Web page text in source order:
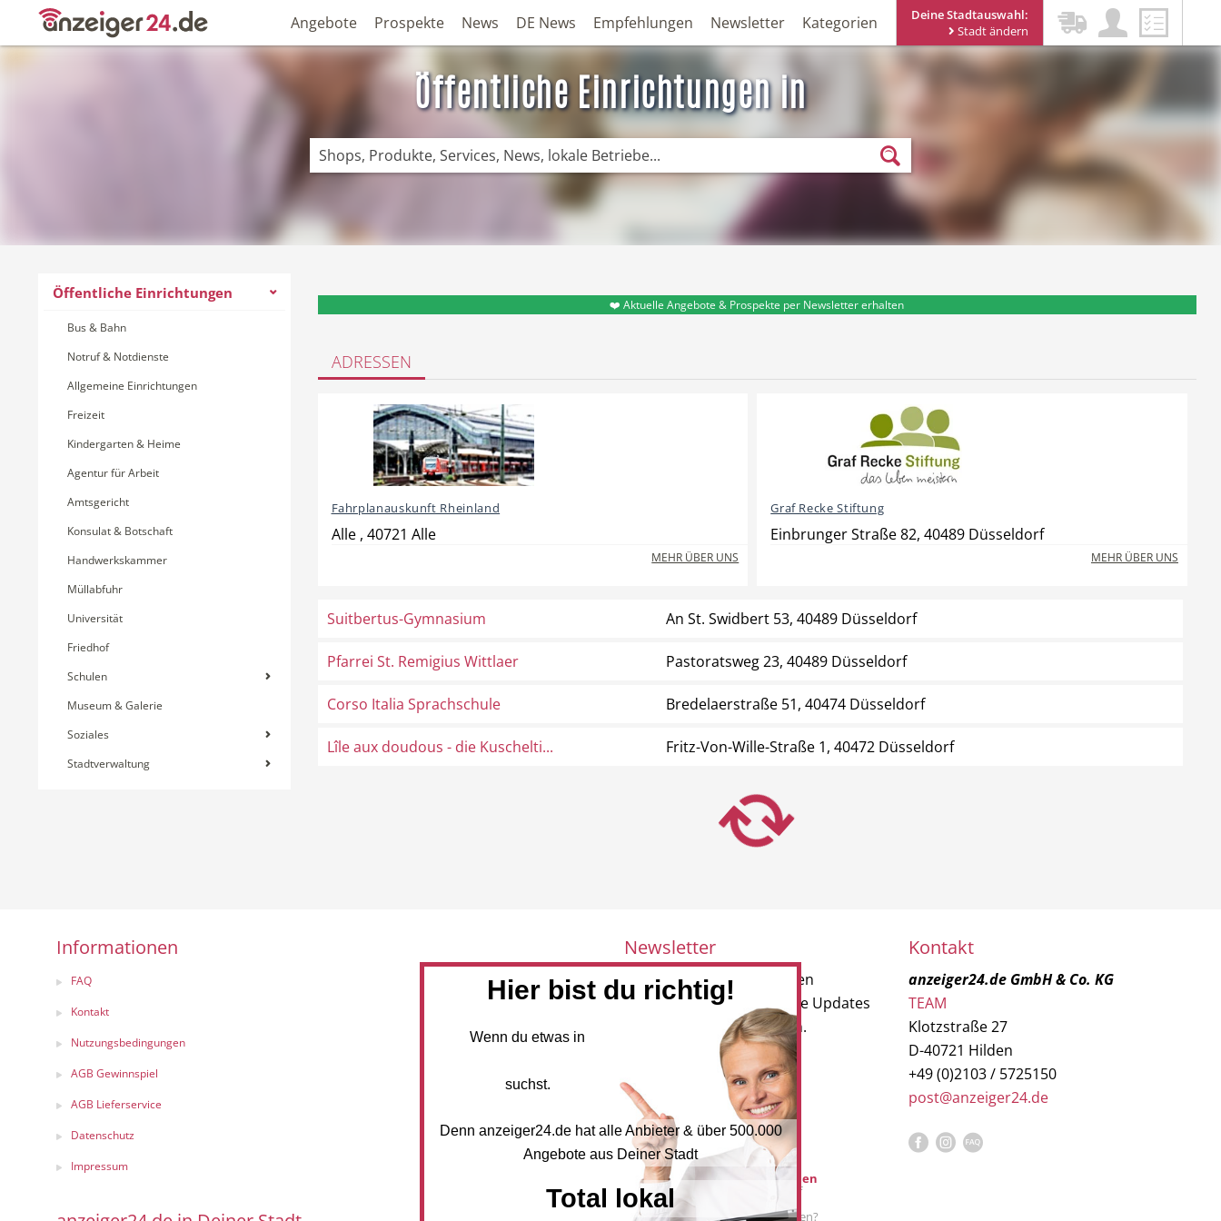
Deine Stadtauswahl:
Stadt ändern
Angebote Prospekte News DE News Empfehlungen Newsletter Kategorien
Öffentliche Einrichtungen in
Öffentliche Einrichtungen
Bus & Bahn
Notruf & Notdienste
Allgemeine Einrichtungen
Freizeit
Kindergarten & Heime
Agentur für Arbeit
Amtsgericht
Konsulat & Botschaft
Handwerkskammer
Müllabfuhr
Universität
Friedhof
Schulen
Museum & Galerie
Soziales
Stadtverwaltung
❤️ Aktuelle Angebote & Prospekte per Newsletter erhalten
ADRESSEN
Fahrplanauskunft Rheinland
Alle , 40721 Alle
MEHR ÜBER UNS
Graf Recke Stiftung
Einbrunger Straße 82, 40489 Düsseldorf
MEHR ÜBER UNS
Suitbertus-Gymnasium An St. Swidbert 53, 40489 Düsseldorf
Pfarrei St. Remigius Wittlaer Pastoratsweg 23, 40489 Düsseldorf
Corso Italia Sprachschule Bredelaerstraße 51, 40474 Düsseldorf
Lîle aux doudous - die Kuschelti... Fritz-Von-Wille-Straße 1, 40472 Düsseldorf
Informationen
FAQ
Kontakt
Nutzungsbedingungen
AGB Gewinnspiel
AGB Lieferservice
Datenschutz
Impressum
Newsletter
Melden Sie sich für unseren
Newsletter an, um neueste Updates
und Angebote zu erhalten.
NEWSLETTER BESTELLEN
Mediadaten
Werbung buchen
Sie möchten auf
anzeiger24.de
Werbung schalten?
Kontakt
anzeiger24.de GmbH & Co. KG
TEAM
Klotzstraße 27
D-40721 Hilden
+49 (0)2103 / 5725150
post@anzeiger24.de
Hier bist du richtig!
Wenn du etwas in
suchst.
Denn anzeiger24.de hat alle Anbieter & über 500.000
Angebote aus Deiner Stadt
Total lokal